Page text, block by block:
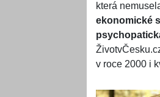
která
ekonomické
v roce 2000 i